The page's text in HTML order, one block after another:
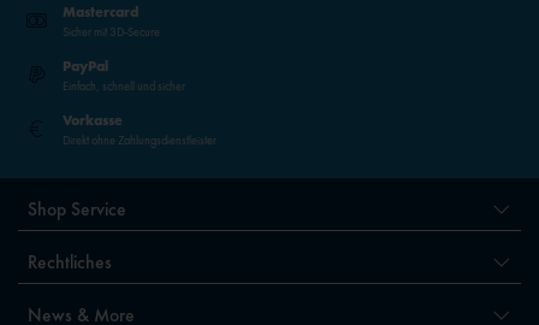
Mastercard
Sicher mit 3D-Secure
PayPal
Einfach, schnell und sicher
Vorkasse
Direkt ohne Zahlungsdienstleister
Shop Service
Rechtliches
News & More